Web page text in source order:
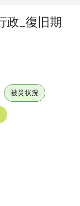
政_復旧期
被災状況